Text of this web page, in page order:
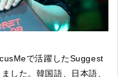
で活躍したSuggest
した。韓国語、日本語、